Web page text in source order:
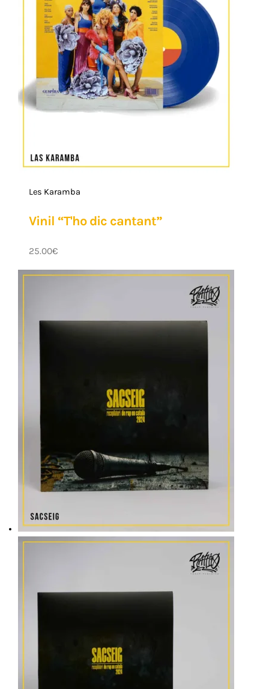
Les Karamba
Vinil “T'ho dic cantant”
25.00€